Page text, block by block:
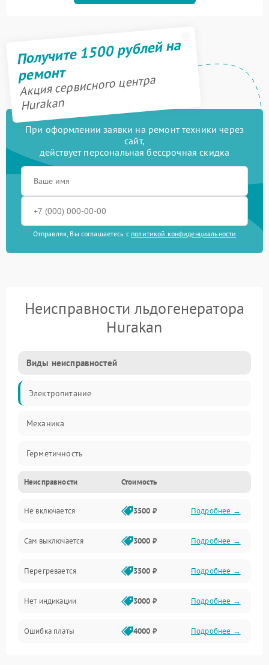
Получите 1500 рублей на
ремонт
Акция сервисного центра
Hurakan
При оформлении заявки на ремонт техники через
сайт,
действует персональная бессрочная скидка
Отправляя, Вы соглашаетесь с политикой конфиденциальности
Неисправности льдогенератора
Hurakan
Виды неисправностей
Электропитание
Механика
Герметичность
Неисправности Стоимость
Не включается 3500 ₽ Подробнее →
Сам выключается 3000 ₽ Подробнее →
Перегревается 3500 ₽ Подробнее →
Нет индикации 3000 ₽ Подробнее →
Ошибка платы 4000 ₽ Подробнее →